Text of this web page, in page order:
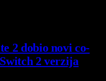
2 dobio novi co-
2 verzija